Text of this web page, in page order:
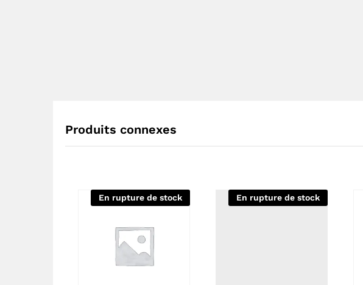
Produits connexes
En rupture de stock En rupture de stock